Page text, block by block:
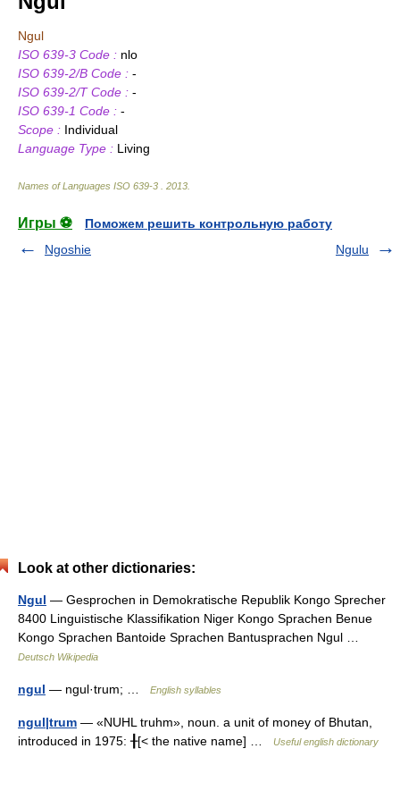
Ngul
ISO 639-3 Code : nlo
ISO 639-2/B Code : -
ISO 639-2/T Code : -
ISO 639-1 Code : -
Scope : Individual
Language Type : Living
Names of Languages ISO 639-3 2013
Игры ⚽
Поможем решить контрольную работу
Ngoshie
Ngulu
Look at other dictionaries:
Ngul — Gesprochen in Demokratische Republik Kongo Sprecher
8400 Linguistische Klassifikation Niger Kongo Sprachen Benue
Kongo Sprachen Bantoide Sprachen Bantusprachen Ngul …
Deutsch Wikipedia
ngul — ngul·trum; … English syllables
ngul|trum — «NUHL truhm», noun. a unit of money of Bhutan,
introduced in 1975: ╂[< the native name] …
Useful english dictionary